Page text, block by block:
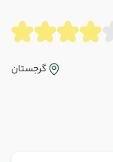
گرجستان